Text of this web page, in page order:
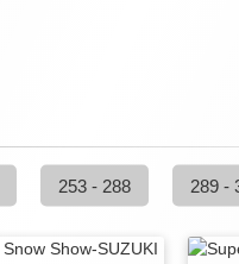
253 - 288 289 -